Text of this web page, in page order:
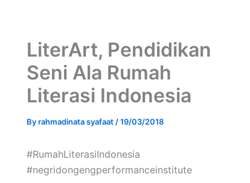
LiterArt, Pendidikan
Seni Ala Rumah
Literasi Indonesia
Byrahmadinata syafaat /19/03/2018
#RumahLiterasiIndonesia
#negridongengperformanceinstitute